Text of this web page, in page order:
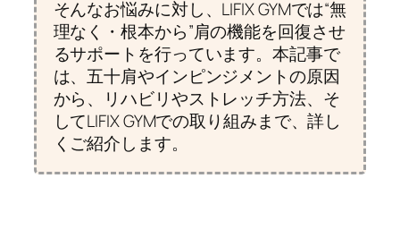
そんなお悩みに対し、LIFIX GYMでは“無
理なく・根本から”肩の機能を回復させ
るサポートを行っています。本記事で
は、五十肩やインピンジメントの原因
から、リハビリやストレッチ方法、そ
してLIFIX GYMでの取り組みまで、詳し
くご紹介します。